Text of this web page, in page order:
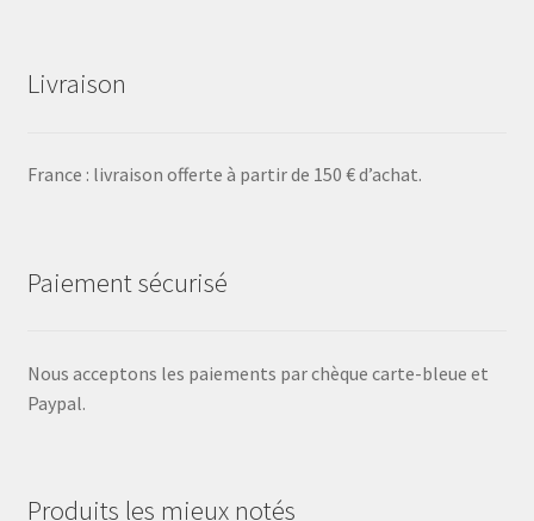
Livraison
France : livraison offerte à partir de 150 € d’achat.
Paiement sécurisé
Nous acceptons les paiements par chèque carte-bleue et
Paypal.
Produits les mieux notés